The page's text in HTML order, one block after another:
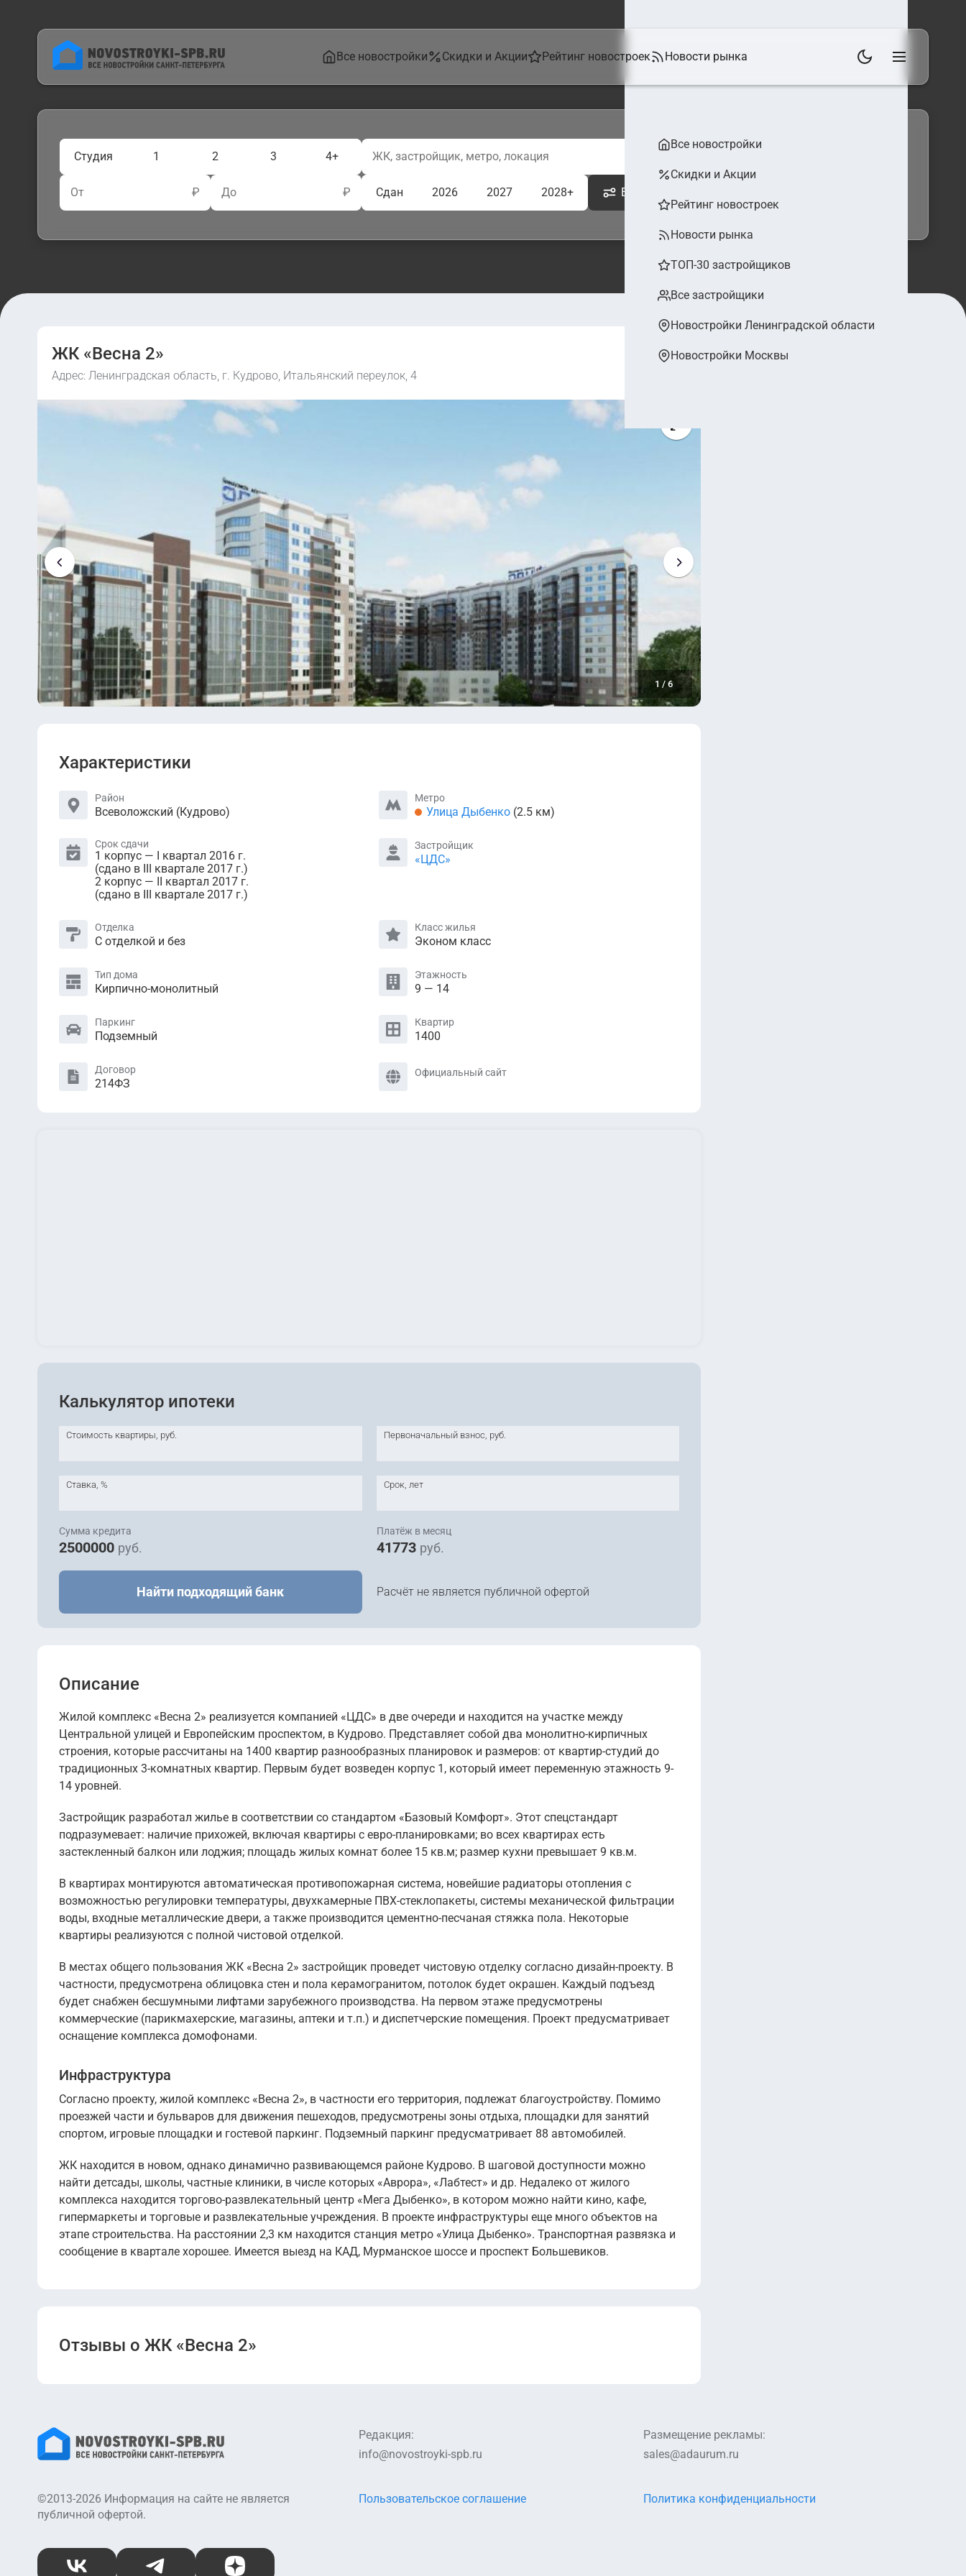
Все новостройки Скидки и Акции Рейтинг новостроек Новости рынка
Все новостройки
Скидки и Акции
Рейтинг новостроек
Новости рынка
ТОП-30 застройщиков
Все застройщики
Новостройки Ленинградской области
Новостройки Москвы
Студия 1 2 3 4+
От ₽ До ₽ Сдан 2026 2027 2028+ Ещё фильтры
ЖК «Весна 2»
Адрес: Ленинградская область, г. Кудрово, Итальянский переулок, 4
1 / 6
Характеристики
Район
Всеволожский (Кудрово)
Метро
Улица Дыбенко(2.5 км)
Срок сдачи
1 корпус — I квартал 2016 г.
(сдано в III квартале 2017 г.)
2 корпус — II квартал 2017 г.
(сдано в III квартале 2017 г.)
Застройщик
«ЦДС»
Отделка
С отделкой и без
Класс жилья
Эконом класс
Тип дома
Кирпично-монолитный
Этажность
9 — 14
Паркинг
Подземный
Квартир
1400
Договор
214ФЗ
Официальный сайт
Калькулятор ипотеки
Стоимость квартиры, руб. Первоначальный взнос, руб.
Ставка, % Срок, лет
Сумма кредита
2500000 руб.
Платёж в месяц
41773 руб.
Найти подходящий банк Расчёт не является публичной офертой
Описание
Жилой комплекс «Весна 2» реализуется компанией «ЦДС» в две очереди и находится на участке между
Центральной улицей и Европейским проспектом, в Кудрово. Представляет собой два монолитно-кирпичных
строения, которые рассчитаны на 1400 квартир разнообразных планировок и размеров: от квартир-студий до
традиционных 3-комнатных квартир. Первым будет возведен корпус 1, который имеет переменную этажность 9-
14 уровней.
Застройщик разработал жилье в соответствии со стандартом «Базовый Комфорт». Этот спецстандарт
подразумевает: наличие прихожей, включая квартиры с евро-планировками; во всех квартирах есть
застекленный балкон или лоджия; площадь жилых комнат более 15 кв.м; размер кухни превышает 9 кв.м.
В квартирах монтируются автоматическая противопожарная система, новейшие радиаторы отопления с
возможностью регулировки температуры, двухкамерные ПВХ-стеклопакеты, системы механической фильтрации
воды, входные металлические двери, а также производится цементно-песчаная стяжка пола. Некоторые
квартиры реализуются с полной чистовой отделкой.
В местах общего пользования ЖК «Весна 2» застройщик проведет чистовую отделку согласно дизайн-проекту. В
частности, предусмотрена облицовка стен и пола керамогранитом, потолок будет окрашен. Каждый подъезд
будет снабжен бесшумными лифтами зарубежного производства. На первом этаже предусмотрены
коммерческие (парикмахерские, магазины, аптеки и т.п.) и диспетчерские помещения. Проект предусматривает
оснащение комплекса домофонами.
Инфраструктура
Согласно проекту, жилой комплекс «Весна 2», в частности его территория, подлежат благоустройству. Помимо
проезжей части и бульваров для движения пешеходов, предусмотрены зоны отдыха, площадки для занятий
спортом, игровые площадки и гостевой паркинг. Подземный паркинг предусматривает 88 автомобилей.
ЖК находится в новом, однако динамично развивающемся районе Кудрово. В шаговой доступности можно
найти детсады, школы, частные клиники, в числе которых «Аврора», «Лабтест» и др. Недалеко от жилого
комплекса находится торгово-развлекательный центр «Мега Дыбенко», в котором можно найти кино, кафе,
гипермаркеты и торговые и развлекательные учреждения. В проекте инфраструктуры еще много объектов на
этапе строительства. На расстоянии 2,3 км находится станция метро «Улица Дыбенко». Транспортная развязка и
сообщение в квартале хорошее. Имеется выезд на КАД, Мурманское шоссе и проспект Большевиков.
Отзывы о ЖК «Весна 2»
Редакция:
info@novostroyki-spb.ru
Размещение рекламы:
sales@adaurum.ru
©2013-2026 Информация на сайте не является
публичной офертой.
Пользовательское соглашение Политика конфиденциальности
ВКонтакте Telegram Дзен